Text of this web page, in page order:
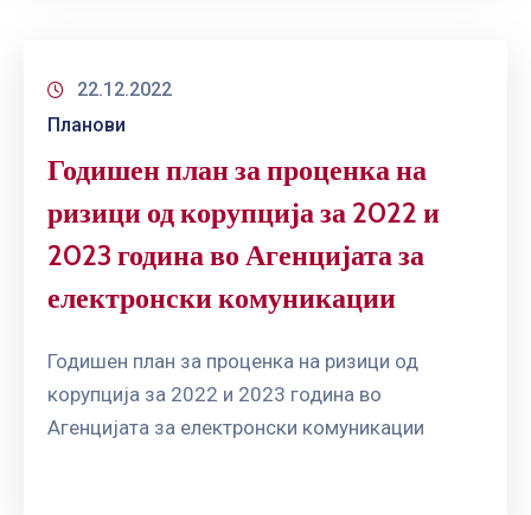
22.12.2022
Планови
Годишен план за проценка на
ризици од корупција за 2022 и
2023 година во Агенцијата за
електронски комуникации
Годишен план за проценка на ризици од
корупција за 2022 и 2023 година во
Агенцијата за електронски комуникации